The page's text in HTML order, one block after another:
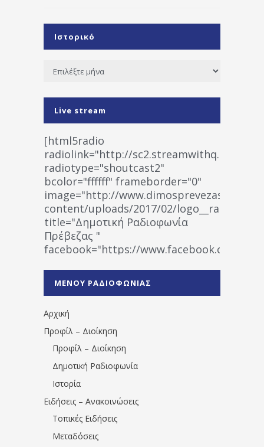
Ιστορικό
Ιστορικό
Live stream
[html5radio
radiolink="http://
radiotype="shoutcast2"
bcolor="ffffff" frameborder="0"
image="http://www.dimosprevezas.gr/wp-
content/uploads/2017/02/
title="Δημοτική Ραδιοφωνία
Πρέβεζας "
facebook="https://www.facebook.com/
1531194763766854/" artist="" ]
ΜΕΝΟΥ ΡΑΔΙΟΦΩΝΙΑΣ
Αρχική
Προφίλ – Διοίκηση
Προφίλ – Διοίκηση
Δημοτική Ραδιοφωνία
Ιστορία
Ειδήσεις – Ανακοινώσεις
Τοπικές Ειδήσεις
Μεταδόσεις